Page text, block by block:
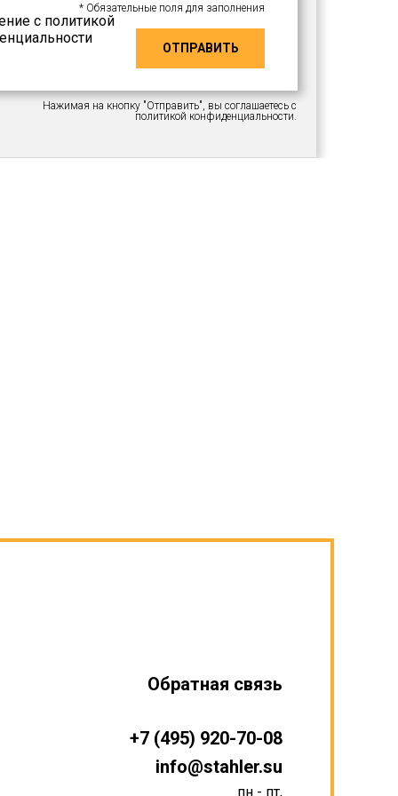
Нажимая на кнопку "Отправить", вы соглашаетесь c
политикой конфиденциальности.
* Обязательные поля для заполнения
с политикой
ОТПРАВИТЬ
Обратная связь
info@stahler.su
пн - пт,
+7 (495) 920-70-08